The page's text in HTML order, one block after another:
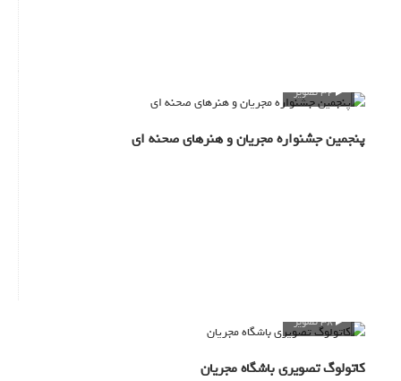
32 تصویر
پنجمین جشنواره مجریان و هنرهای صحنه ای
38 تصویر
کاتولوگ تصویری باشگاه مجریان